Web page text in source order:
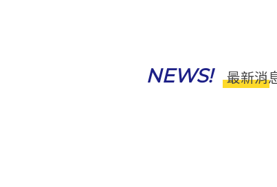
NEWS! 最新消